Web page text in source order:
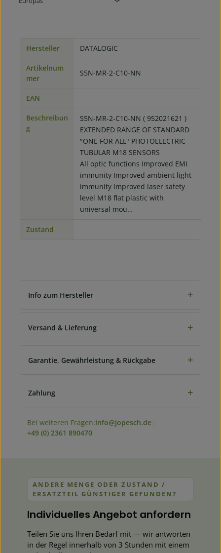
Hersteller DATALOGIC
Artikelnum
mer
S5N-MR-2-C10-NN
EAN
Beschreibun
g
S5N-MR-2-C10-NN ( 952021621 )
EXTENDED RANGE OF STANDARD
"ONE FOR ALL" PHOTOELECTRIC
TUBULAR M18 SENSORS
All optic functions Improved EMI
immunity Improved ambient light
immunity Improved laser safety
level M18 flat plastic with
universal mou…
Zustand
Info zum Hersteller +
Versand & Lieferung +
Garantie, Gewährleistung & Rückgabe +
Zahlung +
Bei weiteren Fragen:info@jopesch.de
+49 (0) 2361 890470
ANDERE MENGE ODER ZUSTAND /
ERSATZTEIL GÜNSTIGER GEFUNDEN?
Individuelles Angebot anfordern
Teilen Sie uns Ihren Bedarf mit — wir antworten
in der Regel innerhalb von 3 Stunden mit einem